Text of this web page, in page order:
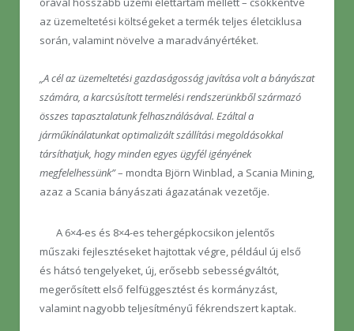
az üzemeltetési költségeket a termék teljes életciklusa
során, valamint növelve a maradványértéket.
„A cél az üzemeltetési gazdaságosság javítása volt a bányászat
számára, a karcsúsított termelési rendszerünkből származó
összes tapasztalatunk felhasználásával. Ezáltal a
járműkínálatunkat optimalizált szállítási megoldásokkal
társíthatjuk, hogy minden egyes ügyfél igényének
megfelelhessünk”– mondta Björn Winblad, a Scania Mining,
azaz a Scania bányászati ágazatának vezetője.
A 6×4-es és 8×4-es tehergépkocsikon jelentős
műszaki fejlesztéseket hajtottak végre, például új első
és hátsó tengelyeket, új, erősebb sebességváltót,
megerősített első felfüggesztést és kormányzást,
valamint nagyobb teljesítményű fékrendszert kaptak.